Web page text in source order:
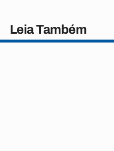
Leia Também